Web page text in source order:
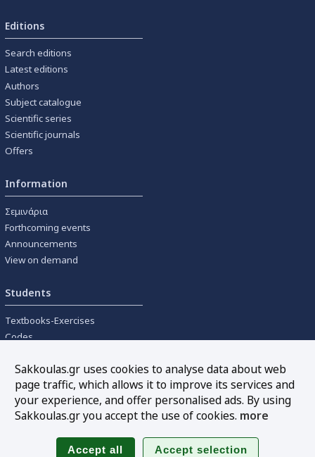
Editions
Search editions
Latest editions
Authors
Subject catalogue
Scientific series
Scientific journals
Offers
Information
Σεμινάρια
Forthcoming events
Announcements
View on demand
Students
Textbooks-Exercises
Codes
Tools
Online interest calculation
Sakkoulas.gr uses cookies to analyse data about web
page traffic, which allows it to improve its services and
your experience, and offer personalised ads. By using
Sakkoulas.gr you accept the use of cookies. more